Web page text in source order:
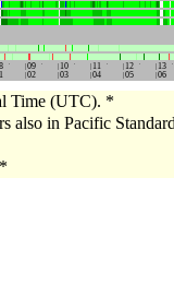
09 10 11 12
13
02 03 04 05 06
Time (UTC). *
also in Pacific